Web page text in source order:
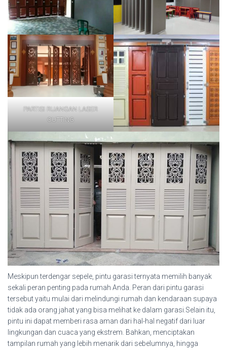
PARTISI RUANGAN LASER
CUTTING
Meskipun terdengar sepele, pintu garasi ternyata memilih banyak
sekali peran penting pada rumah Anda. Peran dari pintu garasi
tersebut yaitu mulai dari melindungi rumah dan kendaraan supaya
tidak ada orang jahat yang bisa melihat ke dalam garasi.Selain itu,
pintu ini dapat memberi rasa aman dari hal-hal negatif dari luar
lingkungan dan cuaca yang ekstrem. Bahkan, menciptakan
tampilan rumah yang lebih menarik dari sebelumnya, hingga